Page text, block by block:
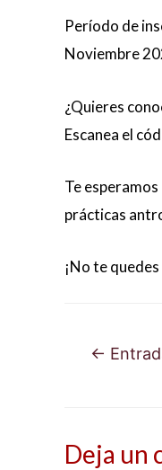
Período de
Noviembre
¿Quieres
Escanea el
Te
prácticas
¡No te
Navegación
←
Deja un